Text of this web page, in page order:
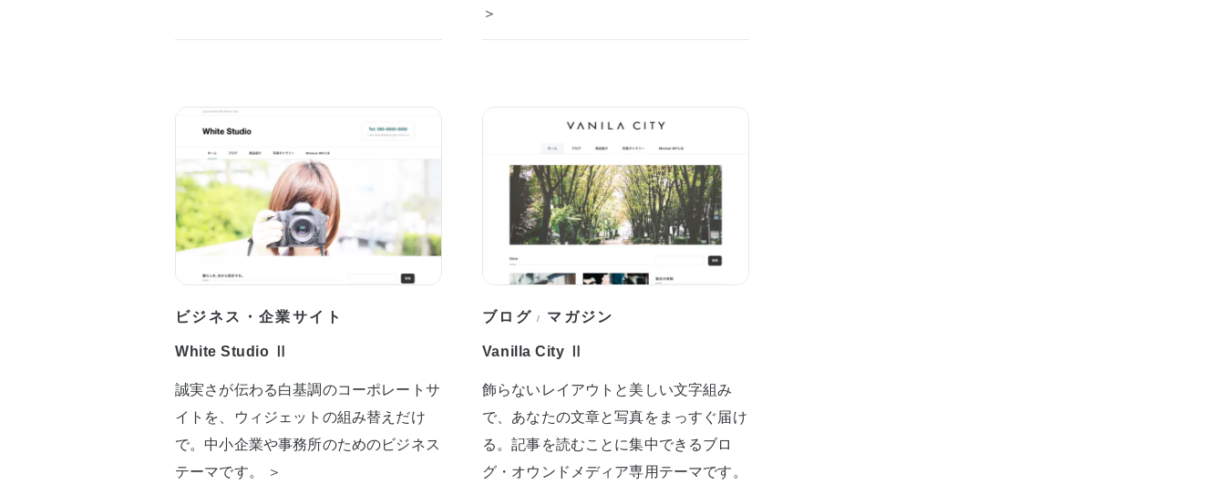
＞
ビジネス・企業サイト
White Studio Ⅱ
誠実さが伝わる白基調のコーポレートサ
イトを、ウィジェットの組み替えだけ
で。中小企業や事務所のためのビジネス
テーマです。 ＞
ブログ / マガジン
Vanilla City Ⅱ
飾らないレイアウトと美しい文字組み
で、あなたの文章と写真をまっすぐ届け
る。記事を読むことに集中できるブロ
グ・オウンドメディア専用テーマです。